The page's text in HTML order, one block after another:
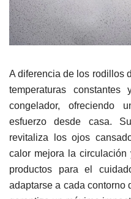
A diferencia de los rodillos
temperaturas
congelador, ofreciendo
esfuerzo desde casa.
revitaliza los ojos
calor mejora la
productos para el
adaptarse a cada contorno